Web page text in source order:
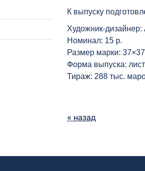
К выпуску
Художник-
Номинал: 15 р.
Размер марки:
Форма выпуска:
Тираж: 288 тыс.
« назад